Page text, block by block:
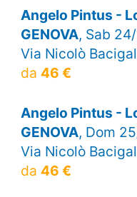
Angelo Pintus -
GENOVA, Sab
Via Nicolò
da 46 €
Angelo Pintus -
GENOVA, Dom
Via Nicolò
da 46 €